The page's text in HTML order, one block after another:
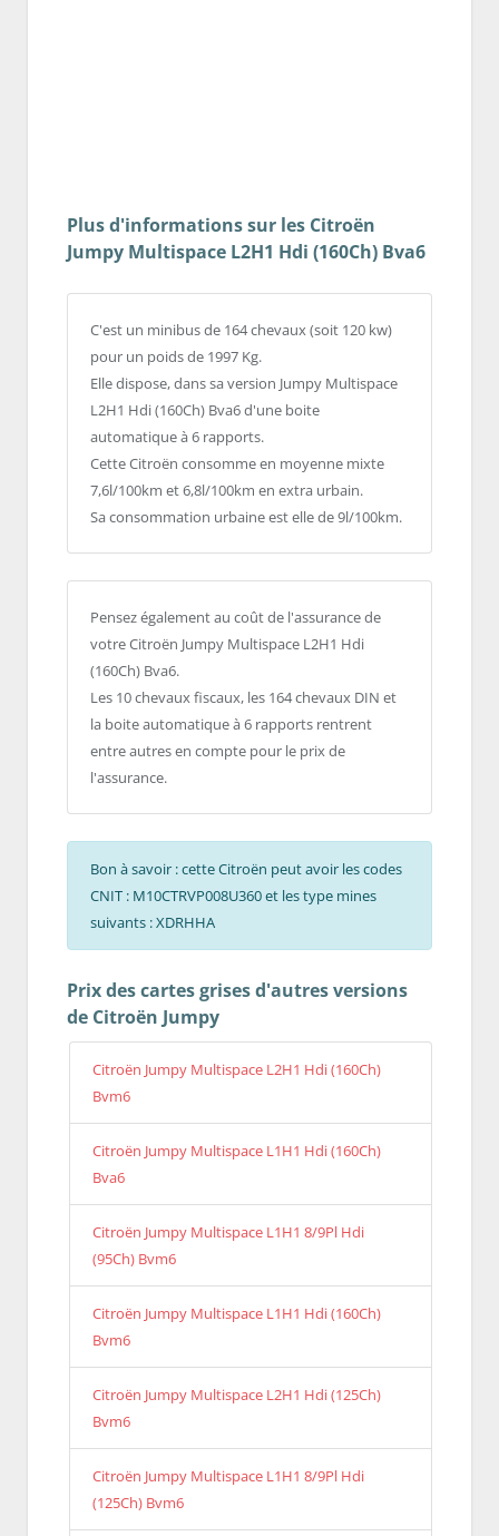
Plus d'informations sur les Citroën
Jumpy Multispace L2H1 Hdi (160Ch) Bva6
C'est un minibus de 164 chevaux (soit 120 kw)
pour un poids de 1997 Kg.
Elle dispose, dans sa version Jumpy Multispace
L2H1 Hdi (160Ch) Bva6 d'une boite
automatique à 6 rapports.
Cette Citroën consomme en moyenne mixte
7,6l/100km et 6,8l/100km en extra urbain.
Sa consommation urbaine est elle de 9l/100km.
Pensez également au coût de l'assurance de
votre Citroën Jumpy Multispace L2H1 Hdi
(160Ch) Bva6.
Les 10 chevaux fiscaux, les 164 chevaux DIN et
la boite automatique à 6 rapports rentrent
entre autres en compte pour le prix de
l'assurance.
Bon à savoir : cette Citroën peut avoir les codes
CNIT : M10CTRVP008U360 et les type mines
suivants : XDRHHA
Prix des cartes grises d'autres versions
de Citroën Jumpy
Citroën Jumpy Multispace L2H1 Hdi (160Ch)
Bvm6
Citroën Jumpy Multispace L1H1 Hdi (160Ch)
Bva6
Citroën Jumpy Multispace L1H1 8/9Pl Hdi
(95Ch) Bvm6
Citroën Jumpy Multispace L1H1 Hdi (160Ch)
Bvm6
Citroën Jumpy Multispace L2H1 Hdi (125Ch)
Bvm6
Citroën Jumpy Multispace L1H1 8/9Pl Hdi
(125Ch) Bvm6